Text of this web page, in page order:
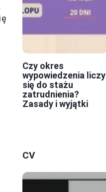
Czy okres
wypowiedzenia liczy
się do stażu
zatrudnienia?
Zasady i wyjątki
CV